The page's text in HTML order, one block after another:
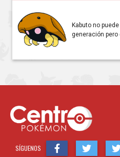
Kabuto no
generación pero
SÍGUENOS